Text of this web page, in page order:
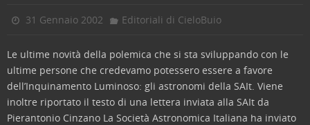
31 Gennaio 2002 Editoriali di CieloBuio
Le ultime novità della polemica che si sta sviluppando con le
ultime persone che credevamo potessero essere a favore
dell’Inquinamento Luminoso: gli astronomi della SAIt. Viene
inoltre riportato il testo di una lettera inviata alla SAIt da
Pierantonio Cinzano La Società Astronomica Italiana ha inviato